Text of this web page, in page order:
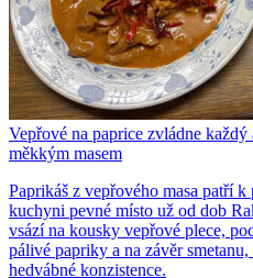
Vepřové na paprice zvládne
měkkým masem
Paprikáš z vepřového masa patří
kuchyni pevné místo už od dob
vsází na kousky vepřové plece,
pálivé papriky a na závěr
hedvábné konzistence.